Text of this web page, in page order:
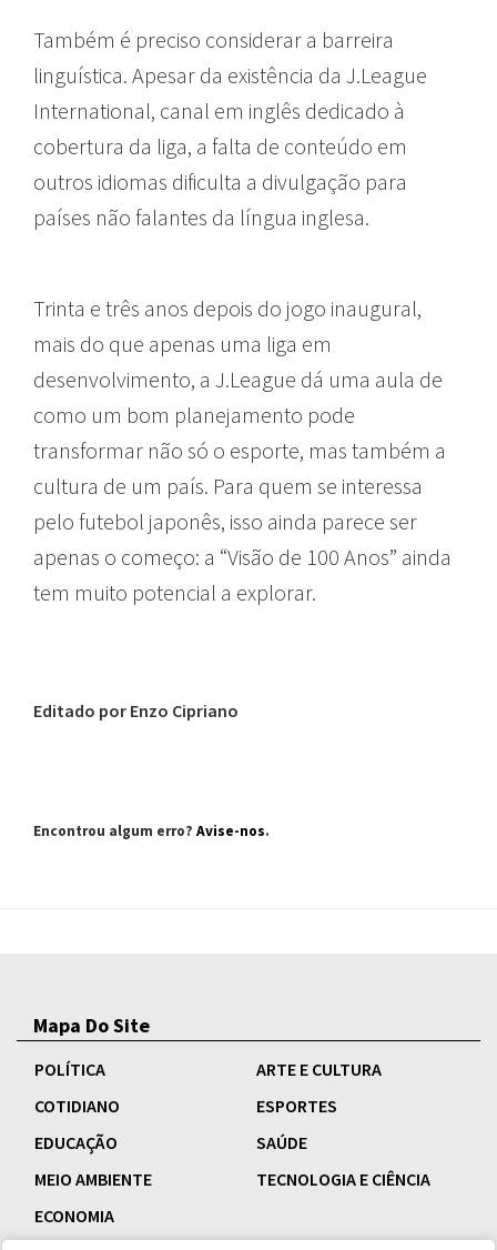
Também é preciso considerar a barreira
linguística. Apesar da existência da J.League
International, canal em inglês dedicado à
cobertura da liga, a falta de conteúdo em
outros idiomas dificulta a divulgação para
países não falantes da língua inglesa.
Trinta e três anos depois do jogo inaugural,
mais do que apenas uma liga em
desenvolvimento, a J.League dá uma aula de
como um bom planejamento pode
transformar não só o esporte, mas também a
cultura de um país. Para quem se interessa
pelo futebol japonês, isso ainda parece ser
apenas o começo: a “Visão de 100 Anos” ainda
tem muito potencial a explorar.
Editado por Enzo Cipriano
Encontrou algum erro? Avise-nos.
Mapa Do Site
POLÍTICA
ARTE E CULTURA
COTIDIANO
ESPORTES
EDUCAÇÃO
SAÚDE
MEIO AMBIENTE
TECNOLOGIA E CIÊNCIA
ECONOMIA